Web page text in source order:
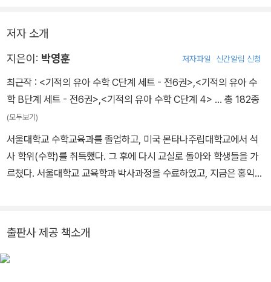
저자 소개
지은이: 박영훈 저자파일 신간알림 신청
최근작 : <기적의 유아 수학 C단계 세트 - 전6권> <기적의 유아 수
학 B단계 세트 - 전6권> <기적의 유아 수학 C단계 4> … 총 182종
(모두보기)
서울대학교 수학교육과를 졸업하고, 미국 몬타나주립대학교에서 석
사 학위(수학)를 취득했다. 그 후에 다시 교실로 돌아와 학생들을 가
르쳤다. 서울대학교 교육학과 박사과정을 수료하였고, 지금은 홍익대
학대소동』, 『수학, 문명을 지배하다』 등이 있다. 1992년 교육부장관
으로부터 수학영재 지도교사상을, 2001년 과학기술부장관으로부터
출판사 제공 책소개